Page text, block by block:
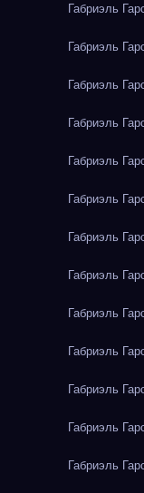
Габриэль
Габриэль
Габриэль
Габриэль
Габриэль
Габриэль
Габриэль
Габриэль
Габриэль
Габриэль
Габриэль
Габриэль
Габриэль